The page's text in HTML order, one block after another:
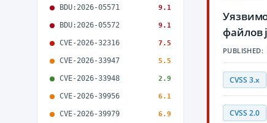
BDU:2026-05571 9.1
BDU:2026-05572 9.1
CVE-2026-32316 7.5
CVE-2026-33947 5.5
CVE-2026-33948 2.9
CVE-2026-39956 6.1
CVE-2026-39979 6.9
файлов
PUBLISHED:
CVSS 3.x
CVSS 2.0